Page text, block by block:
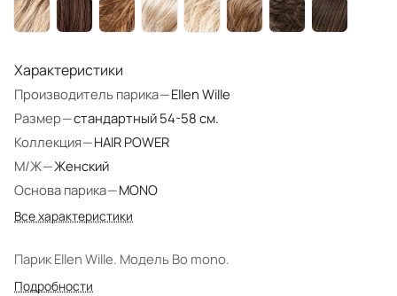
Характеристики
Производитель парика—Ellen Wille
Размер—стандартный 54-58 см.
Коллекция—HAIR POWER
М/Ж—Женский
Основа парика—MONO
Все характеристики
Парик Ellen Wille. Модель Bo mono.
Подробности